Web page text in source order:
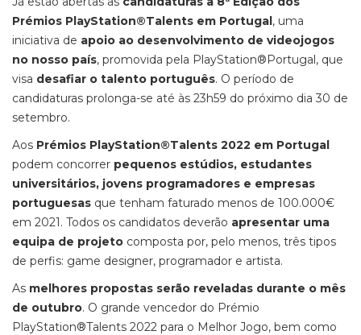
Prémios PlayStation®Talents em Portugal, uma
iniciativa de apoio ao desenvolvimento de videojogos
no nosso país, promovida pela PlayStation®Portugal, que
visa desafiar o talento português. O período de
candidaturas prolonga-se até às 23h59 do próximo dia 30 de
setembro.
Aos Prémios PlayStation®Talents 2022 em Portugal
podem concorrer pequenos estúdios, estudantes
universitários, jovens programadores e empresas
portuguesas que tenham faturado menos de 100.000€
em 2021. Todos os candidatos deverão apresentar uma
equipa de projeto composta por, pelo menos, três tipos
de perfis: game designer, programador e artista.
As melhores propostas serão reveladas durante o mês
de outubro. O grande vencedor do Prémio
PlayStation®Talents 2022 para o Melhor Jogo, bem como